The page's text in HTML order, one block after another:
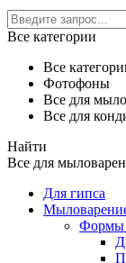
Все категории
Все
Фотофоны
Все для
Все для
Найти
Все для
Для гипса
Формы